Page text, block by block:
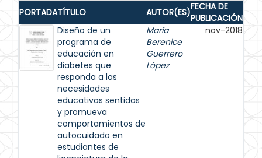
PORTADATÍTULO AUTOR(ES)FECHA DE
PUBLICACIÓN
Diseño de un
programa de
educación en
diabetes que
responda a las
necesidades
educativas sentidas
y promueva
comportamientos de
autocuidado en
estudiantes de
María
Berenice
Guerrero
López
nov-2018